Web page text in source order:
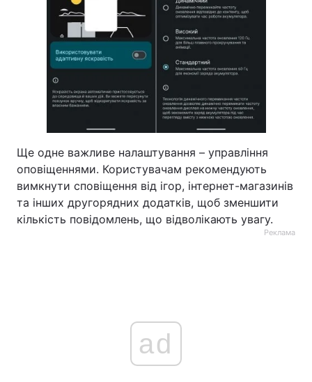
Ще одне важливе налаштування – управління
оповіщеннями. Користувачам рекомендують
вимкнути сповіщення від ігор, інтернет-магазинів
та інших другорядних додатків, щоб зменшити
кількість повідомлень, що відволікають увагу.
Реклама
ad